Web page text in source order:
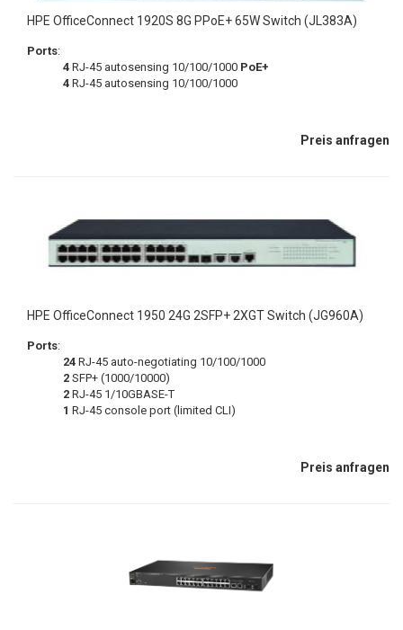
HPE OfficeConnect 1920S 8G PPoE+ 65W Switch (JL383A)
Ports:
4 RJ-45 autosensing 10/100/1000 PoE+
4 RJ-45 autosensing 10/100/1000
Preis anfragen
HPE OfficeConnect 1950 24G 2SFP+ 2XGT Switch (JG960A)
Ports:
24 RJ-45 auto-negotiating 10/100/1000
2 SFP+ (1000/10000)
2 RJ-45 1/10GBASE-T
1 RJ-45 console port (limited CLI)
Preis anfragen